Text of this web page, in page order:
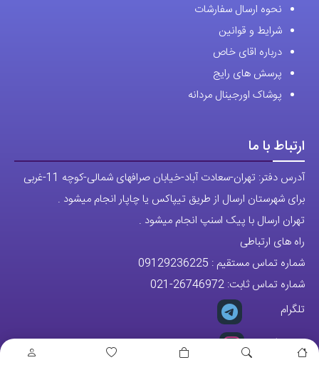
نحوه ارسال سفارشات
شرایط و قوانین
درباره اقای خاص
پرسش های رایج
پوشاک اورجینال مردانه
ارتباط با ما
آدرس دفتر: تهران-سعادت آباد-خیابان صرافهای شمالی-کوچه 11-غربی
برای شهرستان ارسال از طریق تیپاکس یا چاپار انجام میشود .
تهران ارسال با پیک اسنپ انجام میشود .
راه های ارتباطی
شماره تماس مستقیم : 09129236225
شماره تماس ثابت: 26746972
-021
تلگرام
پیج ساعت